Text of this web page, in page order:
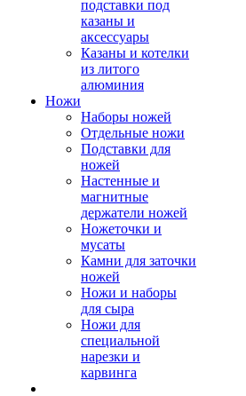
подставки под
казаны и
аксессуары
Казаны и котелки
из литого
алюминия
Ножи
Наборы ножей
Отдельные ножи
Подставки для
ножей
Настенные и
магнитные
держатели ножей
Ножеточки и
мусаты
Камни для заточки
ножей
Ножи и наборы
для сыра
Ножи для
специальной
нарезки и
карвинга